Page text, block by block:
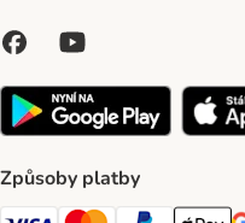
Způsoby platby